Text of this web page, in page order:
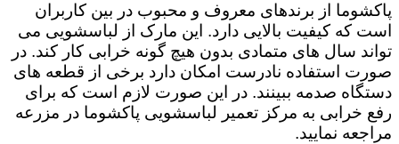
پاکشوما از برندهای معروف و محبوب در بین کاربران
است که کیفیت بالایی دارد. این مارک از لباسشویی می
تواند سال های متمادی بدون هیچ گونه خرابی کار کند. در
صورت استفاده نادرست امکان دارد برخی از قطعه های
دستگاه صدمه ببینند. در این صورت لازم است که برای
رفع خرابی به مرکز تعمیر لباسشویی پاکشوما در مزرعه
مراجعه نمایید.